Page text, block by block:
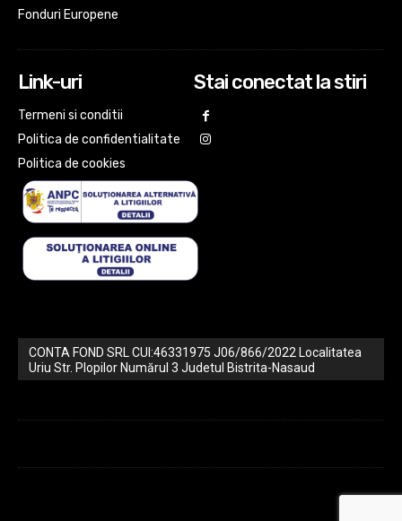
Fonduri Europene
Link-uri
Termeni si conditii
Politica de confidentialitate
Politica de cookies
Stai conectat la stiri
CONTA FOND SRL CUI:46331975 J06/866/2022 Localitatea
Uriu Str. Plopilor Numărul 3 Judetul Bistrita-Nasaud